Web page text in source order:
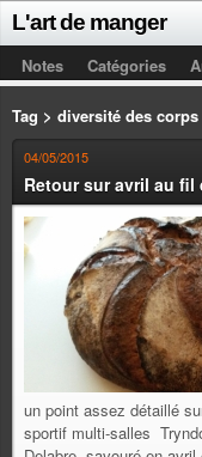
L'art de manger
Notes Catégories
Tag > diversité des corps
04/05/2015
Retour sur avril au fil
un point assez détaillé
sportif multi-salles